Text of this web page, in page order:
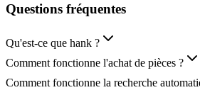
Questions fréquentes
Qu'est-ce que hank ?
Comment fonctionne l'achat de pièces ?
Comment fonctionne la recherche